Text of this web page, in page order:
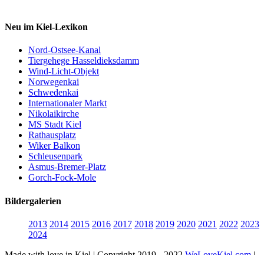
Neu im Kiel-Lexikon
Nord-Ostsee-Kanal
Tiergehege Hasseldieksdamm
Wind-Licht-Objekt
Norwegenkai
Schwedenkai
Internationaler Markt
Nikolaikirche
MS Stadt Kiel
Rathausplatz
Wiker Balkon
Schleusenpark
Asmus-Bremer-Platz
Gorch-Fock-Mole
Bildergalerien
2013 2014 2015 2016 2017 2018 2019 2020 2021 2022 2023
2024